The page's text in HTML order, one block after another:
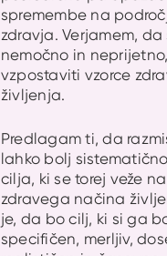
spremembe na
zdravja. Verjamem,
nemočno in
vzpostaviti vzorce
življenja.
Predlagam ti, da
lahko bolj
cilja, ki se torej veže
zdravega načina
je, da bo cilj, ki si ga
specifičen, merljiv,